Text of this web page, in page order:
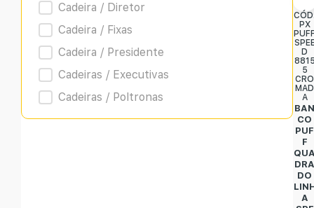
Product Archive
Cadeira / Diretor
Cadeira / Fixas
Cadeira / Presidente
Cadeiras / Executivas
Cadeiras / Poltronas
PX
D
5
CRO
MAD
A
CO
PUF
F
DO
A